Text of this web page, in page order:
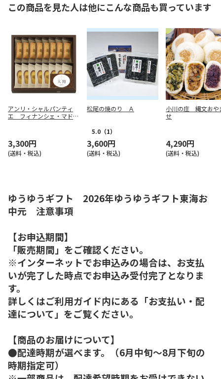
この商品を見た人は他にこんな商品も買っています
アンリ・シャルパンティ
エ フィナンシェ・マドレ
3,300円
(送料・税込)
松尾の焼のり Ａ
5.0 （1）
3,600円
(送料・税込)
小川の庄 縄文おや
せ
4,290円
(送料・税込)
ゆうゆうギフト 2026年ゆうゆうギフト東海お
中元 注意事項
【お申込期間】
「販売期間」をご確認ください。
※インターネットでお申込みの場合は、お支払
いが完了した時点でお申込み受付完了となりま
す。
詳しくはご利用ガイド内にある「お支払い・配
達について」をご覧ください。
【商品のお届けについて】
●配達時期が選べます。（6月中旬～8月下旬の
時期指定可）